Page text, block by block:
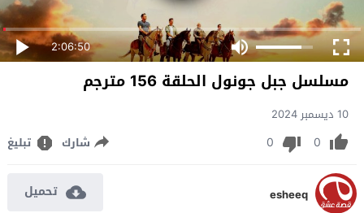
2:06:50
مسلسل جبل جونول الحلقة 156 مترجم
10 ديسمبر 2024
0
0 شارك تبليغ
esheeq تحميل